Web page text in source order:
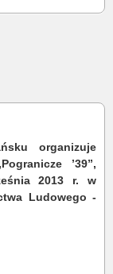
organizuje
’39”,
2013 r. w
Ludowego -